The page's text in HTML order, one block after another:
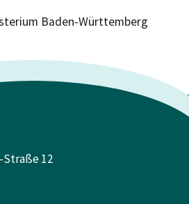
Baden-Württemberg
Straße 12